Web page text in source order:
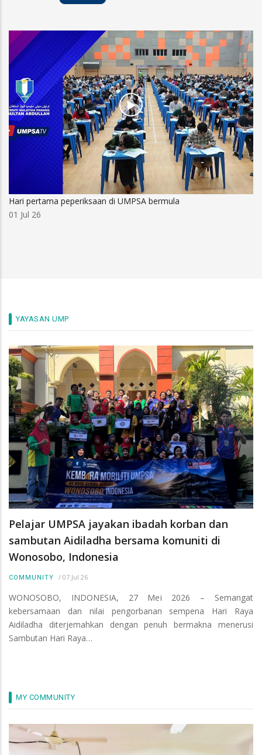
Hari pertama peperiksaan di UMPSA bermula
01 Jul 26
YAYASAN UMP
Pelajar UMPSA jayakan ibadah korban dan
sambutan Aidiladha bersama komuniti di
Wonosobo, Indonesia
COMMUNITY / 07 Jul 26
WONOSOBO, INDONESIA, 27 Mei 2026 – Semangat
kebersamaan dan nilai pengorbanan sempena Hari Raya
Aidiladha diterjemahkan dengan penuh bermakna menerusi
Sambutan Hari Raya…
MY COMMUNITY